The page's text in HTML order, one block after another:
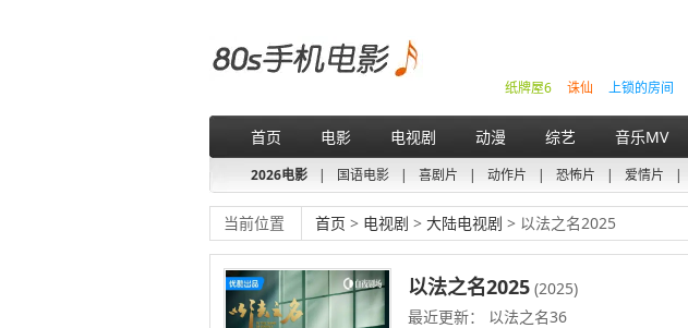
上锁的房间
诛仙
纸牌屋6
首页 电影 电视剧 动漫 综艺 音乐MV
2026电影 | 国语电影 | 喜剧片 | 动作片 | 恐怖片 | 爱情片 |
当前位置 首页 > 电视剧 > 大陆电视剧 > 以法之名2025
以法之名2025 (2025)
最近更新： 以法之名36